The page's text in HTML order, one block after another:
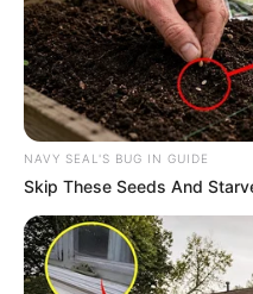
NAVY SEAL'S BUG IN GUIDE
Skip These Seeds And